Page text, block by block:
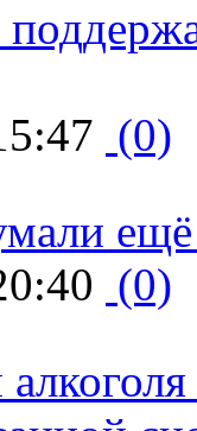
(0)
ещё
(0)